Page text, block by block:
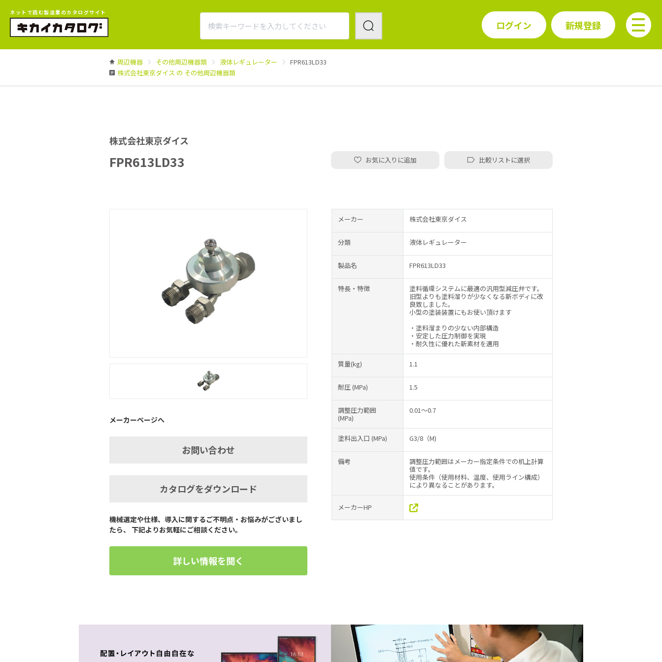
ネットで読む製造業のカタログサイト
ログイン 新規登録
周辺機器 その他周辺機器類 液体レギュレーター
FPR613LD33
株式会社東京ダイス の その他周辺機器類
株式会社東京ダイス
FPR613LD33 お気に入りに追加 比較リストに選択
メーカーページへ
お問い合わせ
カタログをダウンロード
機械選定や仕様、導入に関するご不明点・お悩みがございまし
たら、 下記よりお気軽にご相談ください。
詳しい情報を聞く
メーカー 株式会社東京ダイス
分類 液体レギュレーター
製品名 FPR613LD33
特長・特徴
塗料循環システムに最適の汎用型減圧弁です。
旧型よりも塗料溜りが少なくなる新ボディに改
良致しました。
小型の塗装装置にもお使い頂けます
・塗料溜まりの少ない内部構造
・安定した圧力制御を実現
・耐久性に優れた新素材を適用
質量(kg) 1.1
耐圧(MPa) 1.5
調整圧力範囲
(MPa)
0.01～0.7
塗料出入口 (MPa) G3/8（M)
備考
調整圧力範囲はメーカー指定条件での机上計算
値です。
使用条件（使用材料、温度、使用ライン構成）
により異なることがあります。
メーカーHP